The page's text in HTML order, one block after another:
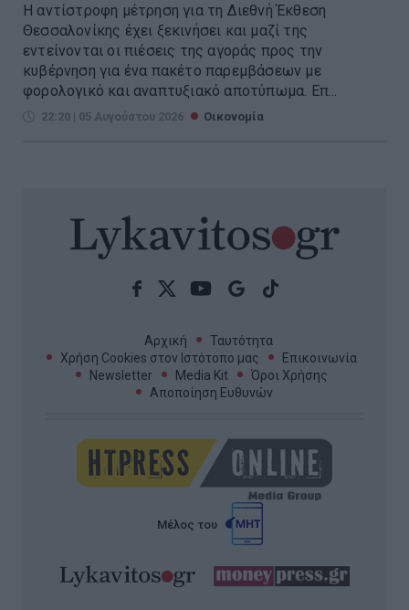
Η αντίστροφη μέτρηση για τη Διεθνή Έκθεση
Θεσσαλονίκης έχει ξεκινήσει και μαζί της
εντείνονται οι πιέσεις της αγοράς προς την
κυβέρνηση για ένα πακέτο παρεμβάσεων με
φορολογικό και αναπτυξιακό αποτύπωμα. Επ...
22:20 | 05 Αυγούστου 2026 Οικονομία
Αρχική
Ταυτότητα
Χρήση Cookies στον Ιστότοπο μας
Επικοινωνία
Newsletter
Media Kit
Όροι Χρήσης
Αποποίηση Ευθυνών
Μέλος του